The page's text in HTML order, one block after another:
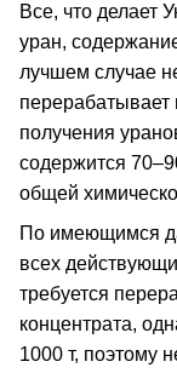
Все, что делает
уран,
лучшем случае
перерабатывает
получения
содержится
общей
По имеющимся
всех
требуется
концентрата,
1000 т, поэтому